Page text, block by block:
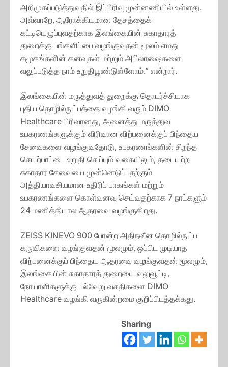
அறிமுகப்படுத்துவதில் இப்பிரிவு முன்னணியில் உள்ளது.
அவ்வாறே, ஆரோக்கியமான தேசத்தைக்
கட்டியெழுப்புவதற்காக இலங்கையின் சுகாதாரத்
துறைக்கு பங்களிப்பை வழங்குவதன் மூலம் எமது
சமூகங்களின் கனவுகள் மற்றும் அபிலாஷைகளை
வலுப்படுத்த நாம் உறுதிபூண்டுள்ளோம்.” என்றார்.
இலங்கையின் மருத்துவத் துறைக்கு தொடர்ச்சியாக
புதிய தொழில்நுட்பத்தை வழங்கி வரும் DIMO
Healthcare பிரிவானது, அனைத்து மருத்துவ
உபகரணங்களுக்கும் விரிவான விற்பனைக்குப் பிந்தைய
சேவைகளை வழங்குவதோடு, உபகரணங்களின் சிறந்த
செயற்பாட்டை உறுதி செய்யும் வகையிலும், தடையற்ற
சுகாதார சேவையை முன்னெடுப்பதற்கும்
அத்தியாவசியமான உதிரிப் பாகங்கள் மற்றும்
உபகரணங்களை கொள்வனவு செய்வதற்காக 7 நாட்களும்
24 மணித்தியால ஆதரவை வழங்குகிறது.
ZEISS KINEVO 900 போன்ற அதிநவீன தொழில்நுட்ப
கருவிகளை வழங்குவதன் மூலமும், ஒப்பிட முடியாத
விற்பனைக்குப் பிந்தைய ஆதரவை வழங்குவதன் மூலமும்,
இலங்கையின் சுகாதாரத் துறையை வலுவூட்டி,
நோயாளிகளுக்கு பல்வேறு வசதிகளை DIMO
Healthcare வழங்கி வருகின்றமை குறிப்பிடத்தக்கது.
Sharing